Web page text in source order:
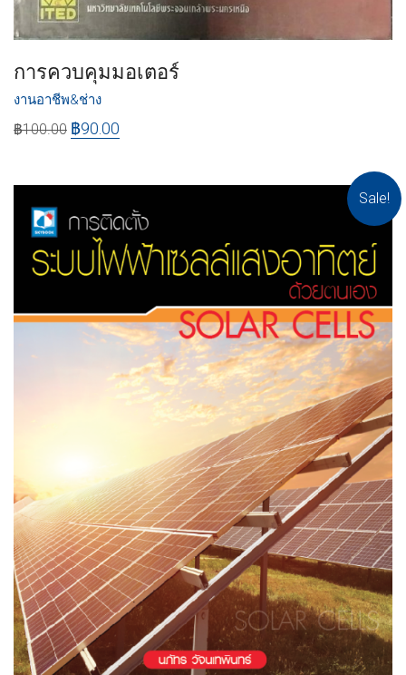
การควบคุมมอเตอร์
งานอาชีพ&ช่าง
฿100.00 ฿90.00
Sale!